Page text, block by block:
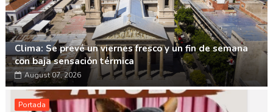
Clima: Se prevé un viernes fresco y un fin de semana
con baja sensación térmica
August 07, 2026
Portada